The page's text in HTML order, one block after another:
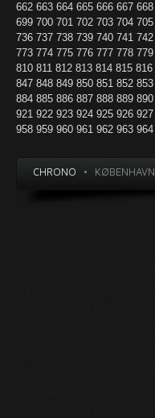
662 663 664 665 666 667 668
699 700 701 702 703 704 705
736 737 738 739 740 741 742
773 774 775 776 777 778 779
810 811 812 813 814 815 816
847 848 849 850 851 852 853
884 885 886 887 888 889 890
921 922 923 924 925 926 927
958 959 960 961 962 963 964
CHRONO • KØBENHAVN